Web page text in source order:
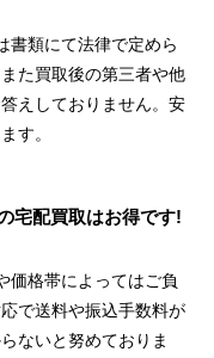
書類にて法律で定めら
た買取後の第三者や他
えしておりません。安
す。
宅配買取はお得です!
価格帯によってはご負
で送料や振込手数料が
ないと努めておりま